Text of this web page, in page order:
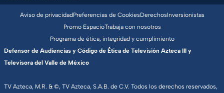
TV Azteca, M.R. & ©, TV Azteca, S.A.B. de C.V. Todos los derechos reservados,
Aviso de privacidadPreferencias de CookiesDerechosInversionistas
Promo EspacioTrabaja con nosotros
Programa de ética, integridad y cumplimiento
Defensor de Audiencias y Código de Ética de Televisión Azteca III y
Televisora del Valle de México